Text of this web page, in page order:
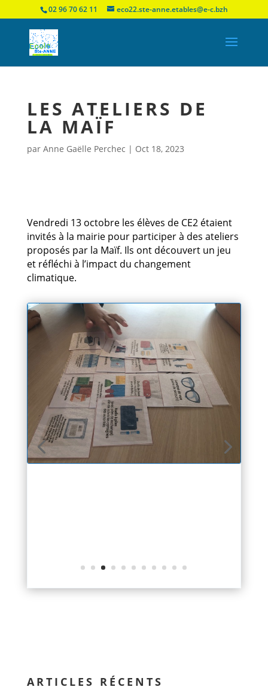
02 96 70 62 11 eco22.ste-anne.etables@e-c.bzh
LES ATELIERS DE
LA MAÏF
par Anne Gaëlle Perchec | Oct 18, 2023
Vendredi 13 octobre les élèves de CE2 étaient
invités à la mairie pour participer à des ateliers
proposés par la Maïf. Ils ont découvert un jeu
et réfléchi à l’impact du changement
climatique.
ARTICLES RÉCENTS